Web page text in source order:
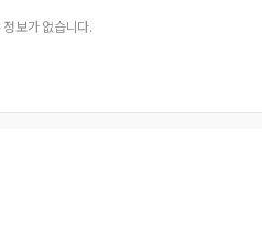
보가 없습니다.